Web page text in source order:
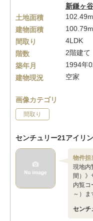
新鎌ヶ
土地面積
建物面積
間取り
4LDK
階数
2階建て
築年月
1994年
建物現況
空家
画像カテゴリ
間取り
センチュリー21アイリ
物件担
現地内
間）》
内覧コ
～）ま
センチ